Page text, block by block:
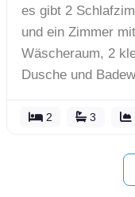
es gibt 2
und ein Zimmer
Wäscheraum, 2
Dusche und
2 3